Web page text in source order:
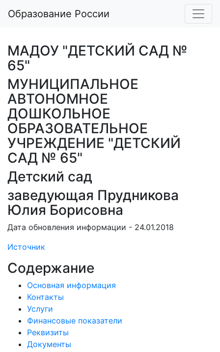
Образование России
МАДОУ "ДЕТСКИЙ САД №
65"
МУНИЦИПАЛЬНОЕ
АВТОНОМНОЕ
ДОШКОЛЬНОЕ
ОБРАЗОВАТЕЛЬНОЕ
УЧРЕЖДЕНИЕ "ДЕТСКИЙ
САД № 65"
Детский сад
заведующая Прудникова
Юлия Борисовна
Дата обновления информации - 24.01.2018
Источник
Содержание
Основная информация
Контакты
Услуги
Финансовые показатели
Реквизиты
Документы